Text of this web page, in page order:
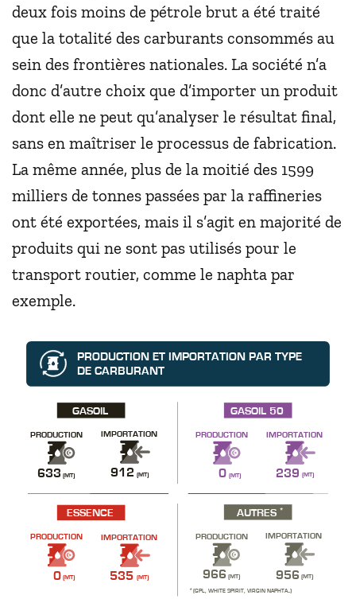
deux fois moins de pétrole brut a été traité
que la totalité des carburants consommés au
sein des frontières nationales. La société n’a
donc d’autre choix que d’importer un produit
dont elle ne peut qu’analyser le résultat final,
sans en maîtriser le processus de fabrication.
La même année, plus de la moitié des 1599
milliers de tonnes passées par la raffineries
ont été exportées, mais il s’agit en majorité de
produits qui ne sont pas utilisés pour le
transport routier, comme le naphta par
exemple.
PRODUCTION ET IMPORTATION PAR TYPE
DE CARBURANT
(GPL, WHITE SPIRIT, VIRGIN NAPHTA...)
GASOIL
PRODUCTION
633 (MT)
IMPORTATION
912 (MT)
GASOIL 50
PRODUCTION
0 (MT)
IMPORTATION
239 (MT)
ESSENCE
PRODUCTION
0 (MT)
IMPORTATION
535 (MT)
AUTRES
PRODUCTION
966 (MT)
IMPORTATION
956 (MT)
*
*